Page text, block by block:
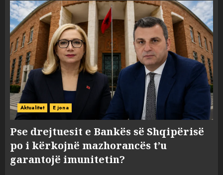
Aktualitet E jona
Pse drejtuesit e Bankës së Shqipërisë
po i kërkojnë mazhorancës t’u
garantojë imunitetin?